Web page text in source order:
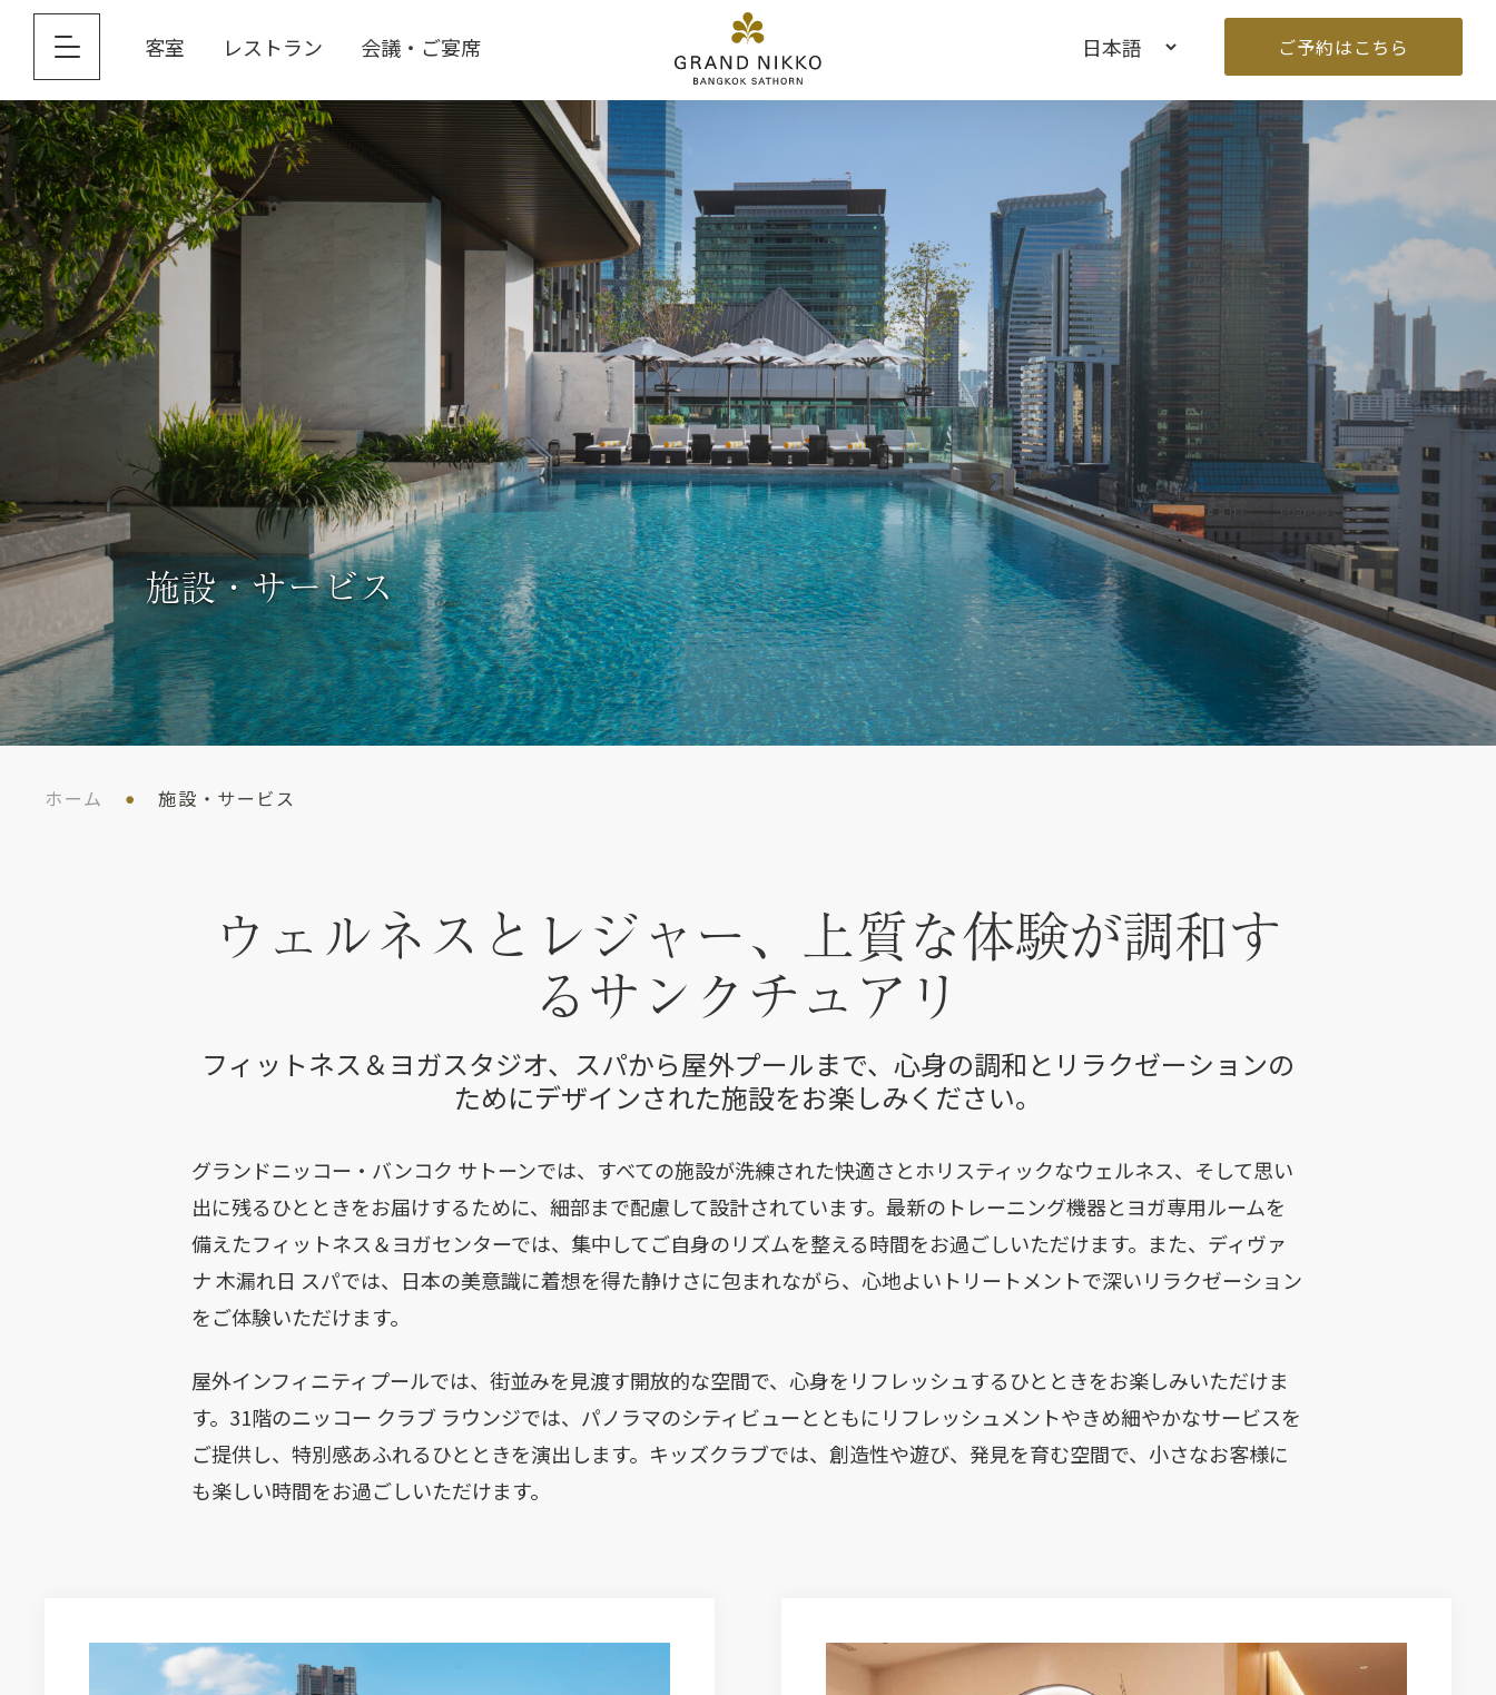
客室 レストラン 会議・ご宴席 ご予約はこちら
施設・サービス
ホーム 施設・サービス
ウェルネスとレジャー、上質な体験が調和す
るサンクチュアリ
フィットネス＆ヨガスタジオ、スパから屋外プールまで、心身の調和とリラクゼーションの
ためにデザインされた施設をお楽しみください。
グランドニッコー・バンコク サトーンでは、すべての施設が洗練された快適さとホリスティックなウェルネス、そして思い
出に残るひとときをお届けするために、細部まで配慮して設計されています。最新のトレーニング機器とヨガ専用ルームを
備えたフィットネス＆ヨガセンターでは、集中してご自身のリズムを整える時間をお過ごしいただけます。また、ディヴァ
ナ 木漏れ日 スパでは、日本の美意識に着想を得た静けさに包まれながら、心地よいトリートメントで深いリラクゼーション
をご体験いただけます。
屋外インフィニティプールでは、街並みを見渡す開放的な空間で、心身をリフレッシュするひとときをお楽しみいただけま
す。31階のニッコー クラブ ラウンジでは、パノラマのシティビューとともにリフレッシュメントやきめ細やかなサービスを
ご提供し、特別感あふれるひとときを演出します。キッズクラブでは、創造性や遊び、発見を育む空間で、小さなお客様に
も楽しい時間をお過ごしいただけます。